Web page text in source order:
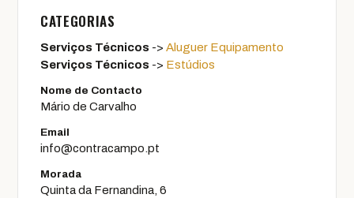
CATEGORIAS
Serviços Técnicos -> Aluguer Equipamento
Serviços Técnicos -> Estúdios
Nome de Contacto
Mário de Carvalho
Email
info@contracampo.pt
Morada
Quinta da Fernandina, 6